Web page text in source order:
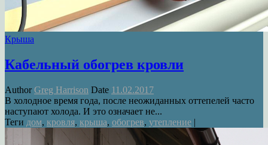
Крыша
Кабельный обогрев кровли
AuthorGreg Harrison Date 11.02.2017
В холодное время года, после неожиданных оттепелей часто
наступают холода. И это означает не...
Теги дом, кровля, крыша, обогрев, утепление |